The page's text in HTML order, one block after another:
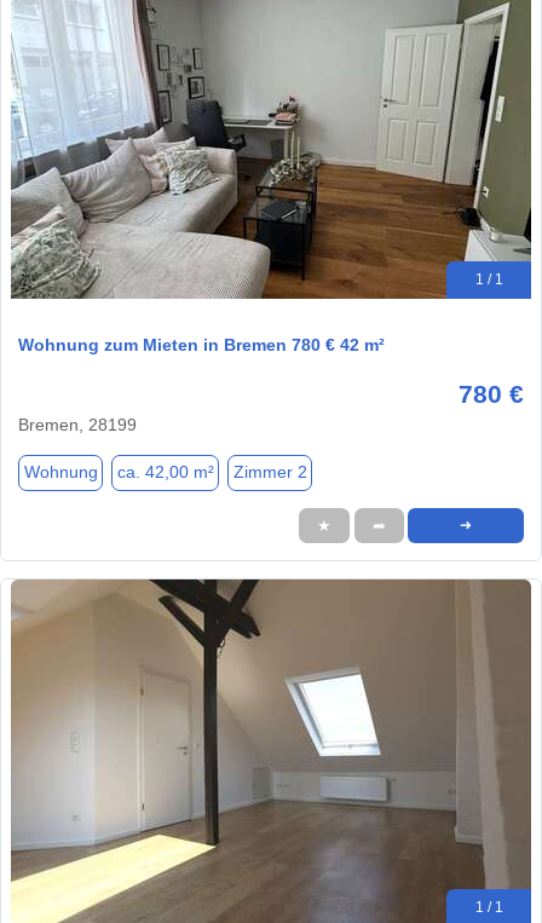
1 / 1
Wohnung zum Mieten in Bremen 780 € 42 m²
780 €
Bremen, 28199
Wohnung ca. 42,00 m² Zimmer 2
★ ➦ ➜
1 / 1